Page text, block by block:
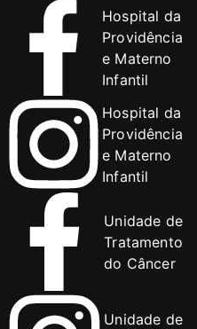
Hospital da
Providência
e Materno
Infantil
Hospital da
Providência
e Materno
Infantil
Unidade de
Tratamento
do Câncer
Unidade de